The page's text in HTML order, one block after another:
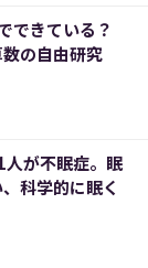
できている？
の自由研究
人が不眠症。眠
科学的に眠く